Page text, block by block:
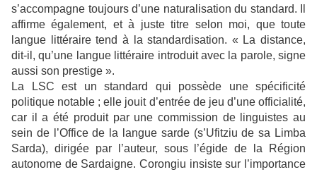
s’accompagne toujours d’une naturalisation du standard. Il
affirme également, et à juste titre selon moi, que toute
langue littéraire tend à la standardisation. « La distance,
dit-il, qu’une langue littéraire introduit avec la parole, signe
aussi son prestige ».
La LSC est un standard qui possède une spécificité
politique notable ; elle jouit d’entrée de jeu d’une officialité,
car il a été produit par une commission de linguistes au
sein de l’Office de la langue sarde (s’Ufitziu de sa Limba
Sarda), dirigée par l’auteur, sous l’égide de la Région
autonome de Sardaigne. Corongiu insiste sur l’importance